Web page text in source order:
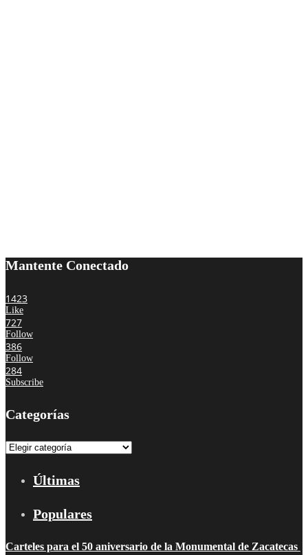
Mantente Conectado
1423
Like
727
Follow
386
Follow
284
Subscribe
Categorías
Categorías
Últimas
Populares
Carteles para el 50 aniversario de la Monumental de Zacatecas